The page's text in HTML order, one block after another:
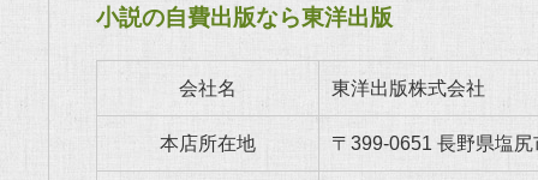
小説の自費出版なら東洋出版
会社名 東洋出版株式会社
本店所在地 〒399-0651 長野県塩